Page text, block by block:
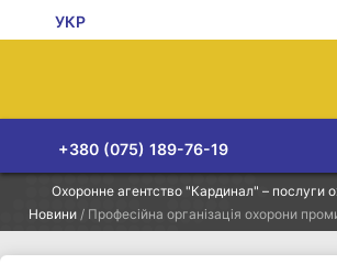
УКР
+380 (075) 189-76-19
Охоронне агентство "Кардинал" – послуги
Новини / Професійна організація охорони